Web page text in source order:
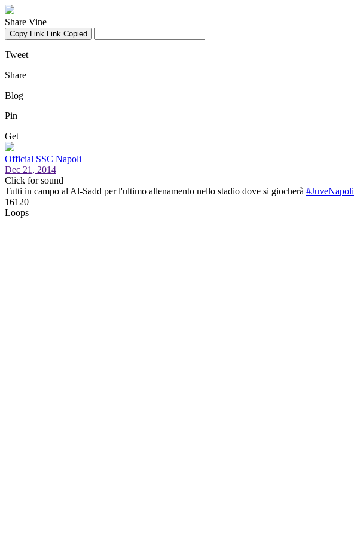
Share Vine
Copy Link Link Copied
Tweet
Share
Blog
Pin
Get
Official SSC Napoli
Dec 21, 2014
Click for sound
Tutti in campo al Al-Sadd per l'ultimo allenamento nello stadio dove si giocherà #JuveNapoli
16120
Loops